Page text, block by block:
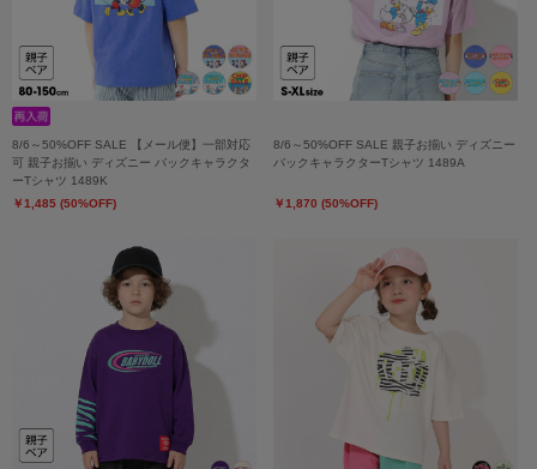
8/6～50%OFF SALE 【メール便】一部対応
可 親子お揃い ディズニー バックキャラクタ
ーTシャツ 1489K
￥1,485 (50%OFF)
8/6～50%OFF SALE 親子お揃い ディズニー
バックキャラクターTシャツ 1489A
￥1,870 (50%OFF)